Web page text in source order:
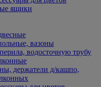
ящики
вазоны
водосточную трубу
держатели д/кашпо,